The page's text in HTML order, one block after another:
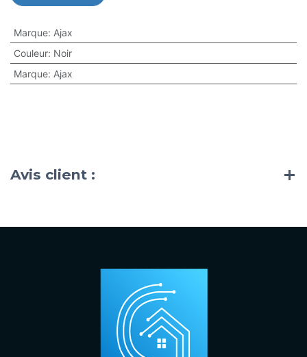
Marque: Ajax
Couleur: Noir
Marque: Ajax
Avis client :